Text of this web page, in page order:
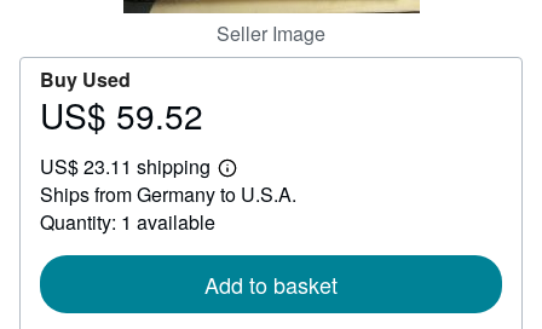
Seller Image
Buy Used
Price
59.52
US$ 59.52
US$ 23.11 shipping
Learn
more
Ships from Germany to U.S.A.
Quantity: 1 available
Add to basket